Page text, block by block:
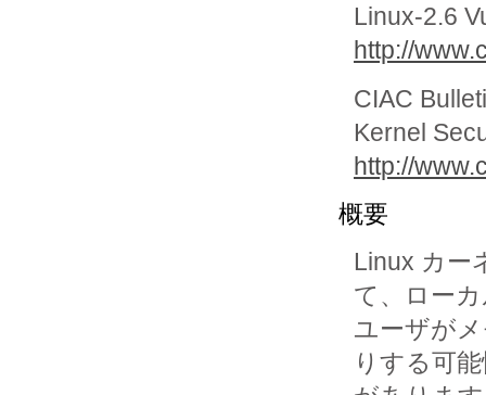
Linux-2.6
http://
CIAC
Kernel
http://
概要
Linux カー
て、ロー
ユーザが
りする可